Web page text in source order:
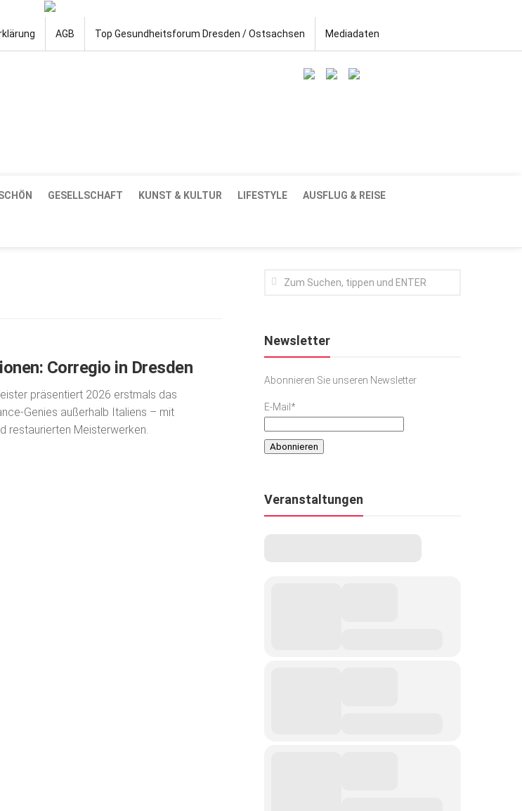
AGB Top Gesundheitsforum Dresden / Ostsachsen Mediadaten
GESELLSCHAFT KUNST & KULTUR LIFESTYLE AUSFLUG & REISE
Corregio in Dresden
präsentiert 2026 erstmals das
Genies außerhalb Italiens – mit
restaurierten Meisterwerken.
Newsletter
Abonnieren Sie unseren Newsletter
E-Mail*
Veranstaltungen